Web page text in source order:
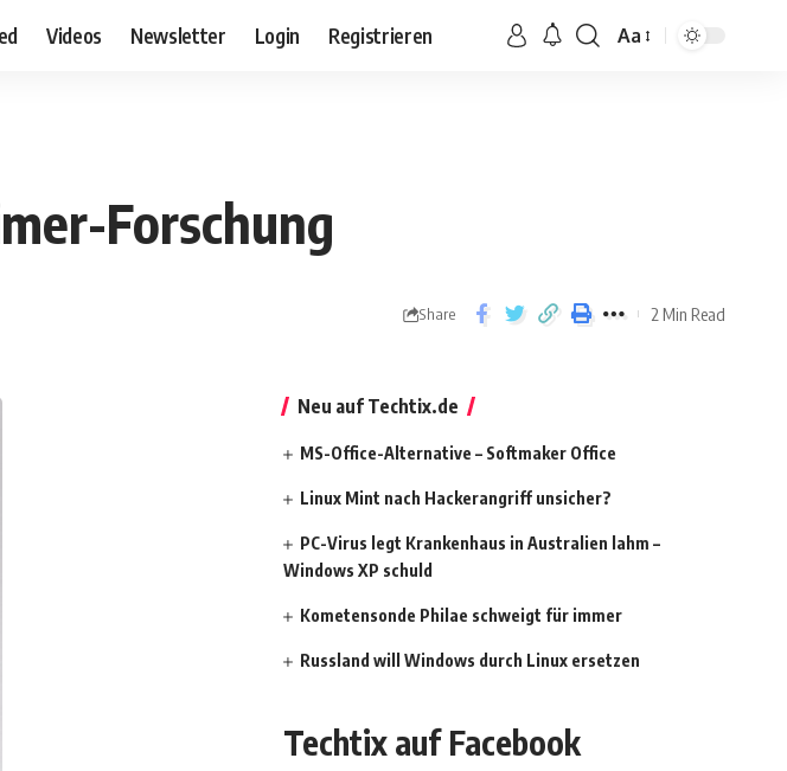
Videos Newsletter Login Registrieren Aa
Forschung
Share 2 Min Read
Neu auf Techtix.de
MS-Office-Alternative – Softmaker Office
Linux Mint nach Hackerangriff unsicher?
PC-Virus legt Krankenhaus in Australien lahm –
Windows XP schuld
Kometensonde Philae schweigt für immer
Russland will Windows durch Linux ersetzen
Techtix auf Facebook